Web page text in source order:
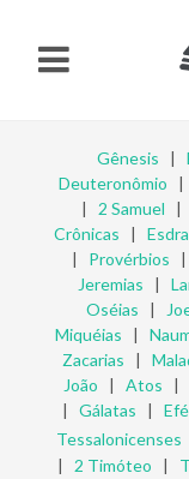
Gênesis |
Deuteronômio |
| 2 Samuel |
Crônicas |
| Provérbios |
Jeremias |
Oséias |
Miquéias |
Zacarias |
João | Atos |
| Gálatas |
Tessalonicenses
| 2 Timóteo |